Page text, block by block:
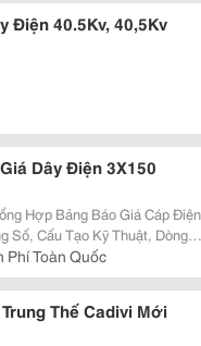
Điện 40.5Kv, 40,5Kv
Dây Điện 3X150
Số, Cấu Tạo Kỹ Thuật, Dòng
Phí Toàn Quốc
Thế Cadivi Mới